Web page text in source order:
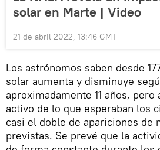
solar en Marte | Video
21 de abril 2022, 13:46 GMT
Los astrónomos saben desde
solar aumenta y disminuye
aproximadamente 11 años,
activo de lo que esperaban los
casi el doble de apariciones de
previstas. Se prevé que la